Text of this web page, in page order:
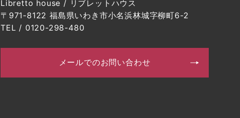
Libretto house / リブレットハウス
〒971-8122 福島県いわき市小名浜林城字柳町6-2
TEL / 0120-298-480
メールでのお問い合わせ